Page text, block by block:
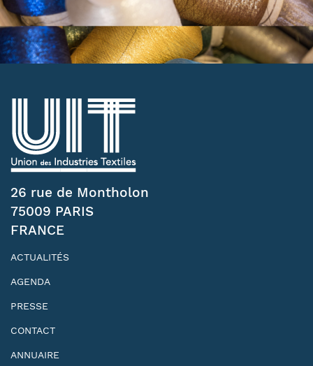
26 rue de Montholon
75009 PARIS
FRANCE
ACTUALITÉS
AGENDA
PRESSE
CONTACT
ANNUAIRE